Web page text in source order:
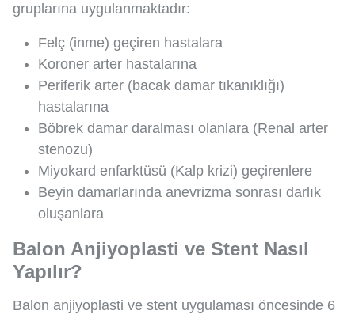
gruplarına uygulanmaktadır:
Felç (inme) geçiren hastalara
Koroner arter hastalarına
Periferik arter (bacak damar tıkanıklığı)
hastalarına
Böbrek damar daralması olanlara (Renal arter
stenozu)
Miyokard enfarktüsü (Kalp krizi) geçirenlere
Beyin damarlarında anevrizma sonrası darlık
oluşanlara
Balon Anjiyoplasti ve Stent Nasıl
Yapılır?
Balon anjiyoplasti ve stent uygulaması öncesinde 6